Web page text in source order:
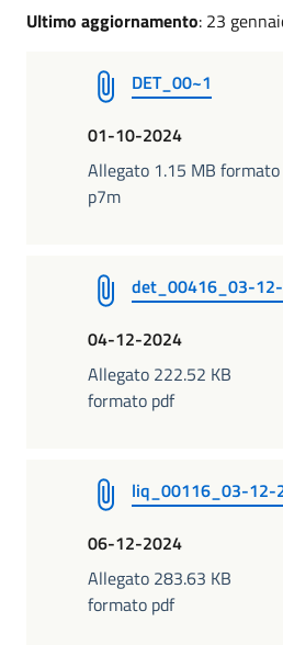
Ultimo aggiornamento: 23
DET_00~1
01-10-2024
Allegato 1.15 MB formato
p7m
det_00416_03-
04-12-2024
Allegato 222.52 KB
formato pdf
liq_00116_03-12-
06-12-2024
Allegato 283.63 KB
formato pdf